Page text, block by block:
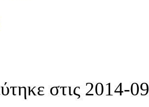
στις 2014-